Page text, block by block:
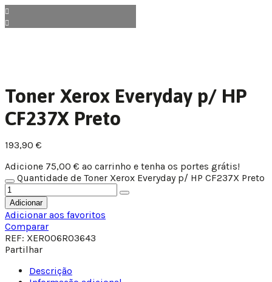
Toner Xerox Everyday p/ HP
CF237X Preto
193,90 €
Adicione 75,00 € ao carrinho e tenha os portes grátis!
Quantidade de Toner Xerox Everyday p/ HP CF237X Preto
Adicionar
Adicionar aos favoritos
Comparar
REF: XER006R03643
Partilhar
Descrição